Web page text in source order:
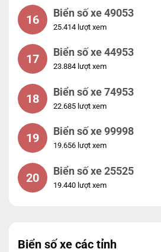
16 Biển số xe 49053
25.414 lượt xem
17 Biển số xe 44953
23.884 lượt xem
18 Biển số xe 74953
22.685 lượt xem
19 Biển số xe 99998
19.656 lượt xem
20 Biển số xe 25525
19.440 lượt xem
Biển số xe các tỉnh